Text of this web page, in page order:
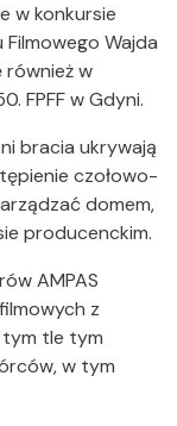
w konkursie
Wajda
również w
FPFF w Gdyni.
bracia ukrywają
czołowo-
domem,
producenckim.
AMPAS
z
tym tle tym
w tym